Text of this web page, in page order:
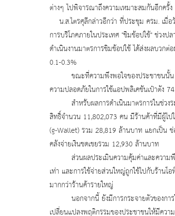
ต่างๆ ไปพิจารณาถึงความเหมาะสมกันอีกครั้
น.ส.ไตรศุลีกล่าวอีกว่า ที่ประชุม ครม. เมื่อ
การบริโภคภายในประเทศ "ชิมช้อปใช้" ช่วง
ดำเนินงานมาตรการชิมช้อปใช้ ได้ส่งผลบวก
0.1-0.3%
ขณะที่ความพึงพอใจของประชาชนนั้น จ
ความปลอดภัยในการใช้แอปพลิเคชันเป๋าตัง
สำหรับผลการดำเนินมาตรการในช่วงร
สิทธิ์จำนวน 11,802,073 คน มีร้านค้าที่มีผู้ไป
(g-Wallet) รวม 28,819 ล้านบาท แยกเป็น
คลังจ่ายเงินชดเชยรวม 12,930 ล้านบาท
ส่วนผลประเมินความคุ้มค่าและความพึง
เท่า และการใช้จ่ายส่วนใหญ่ถูกใช้ไปกับร้านโ
มากกว่าร้านค้ารายใหญ่
นอกจากนี้ ยังมีการกระจายตัวของการใ
เปลี่ยนแปลงพฤติกรรมของประชาชนให้มีควา